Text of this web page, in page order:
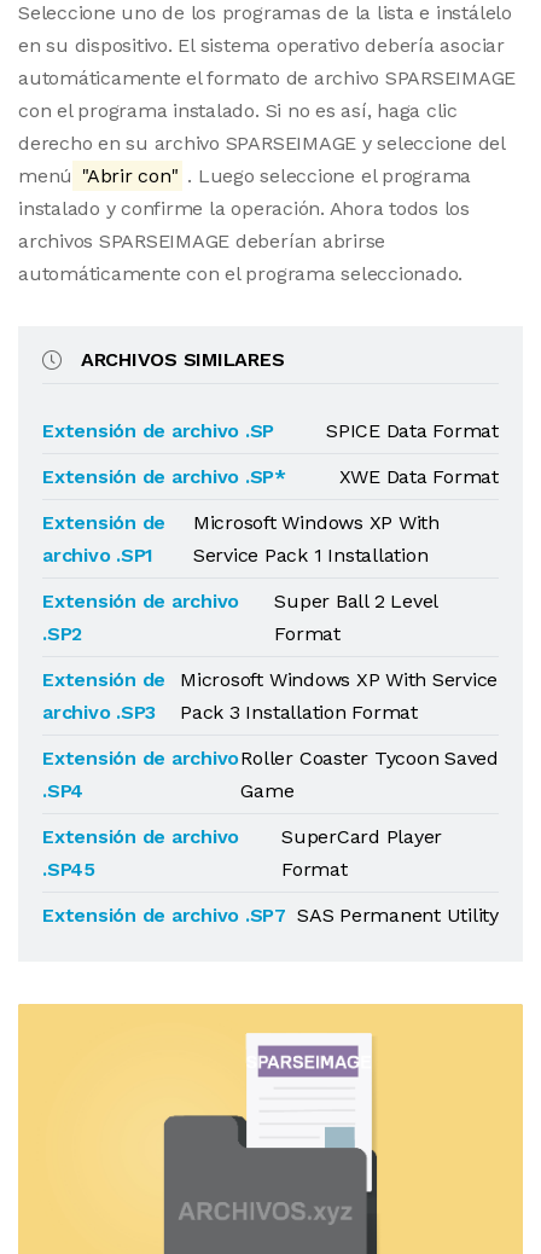
Seleccione uno de los programas de la lista e instálelo
en su dispositivo. El sistema operativo debería asociar
automáticamente el formato de archivo SPARSEIMAGE
con el programa instalado. Si no es así, haga clic
derecho en su archivo SPARSEIMAGE y seleccione del
menú "Abrir con" . Luego seleccione el programa
instalado y confirme la operación. Ahora todos los
archivos SPARSEIMAGE deberían abrirse
automáticamente con el programa seleccionado.
ARCHIVOS SIMILARES
Extensión de archivo .SP
SPICE Data Format
Extensión de archivo .SP*
XWE Data Format
Extensión de
archivo .SP1
Microsoft Windows XP With
Service Pack 1 Installation
Extensión de archivo
.SP2
Super Ball 2 Level
Format
Extensión de
archivo .SP3
Microsoft Windows XP With Service
Pack 3 Installation Format
Extensión de archivo
.SP4
Roller Coaster Tycoon Saved
Game
Extensión de archivo
.SP45
SuperCard Player
Format
Extensión de archivo .SP7 SAS Permanent Utility